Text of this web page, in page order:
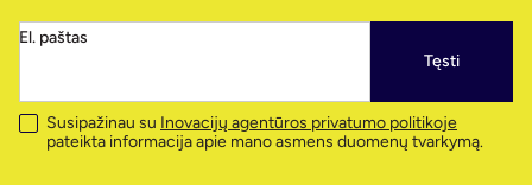
El. paštas
Tęsti
Susipažinau su Inovacijų agentūros privatumo politikoje
pateikta informacija apie mano asmens duomenų tvarkymą.